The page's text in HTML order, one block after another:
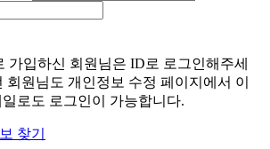
가입하신 회원님은 ID로 로그인해주세
회원님도 개인정보 수정 페이지에서 이
로도 로그인이 가능합니다.
찾기